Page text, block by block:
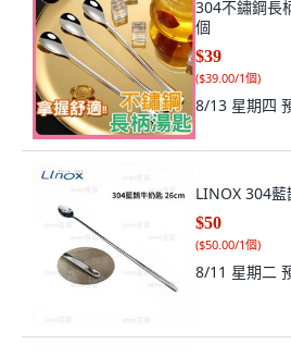
304不鏽鋼長
個
$39
($39.00/1個)
8/13 星期四
LINOX 304
$50
($50.00/1個)
8/11 星期二